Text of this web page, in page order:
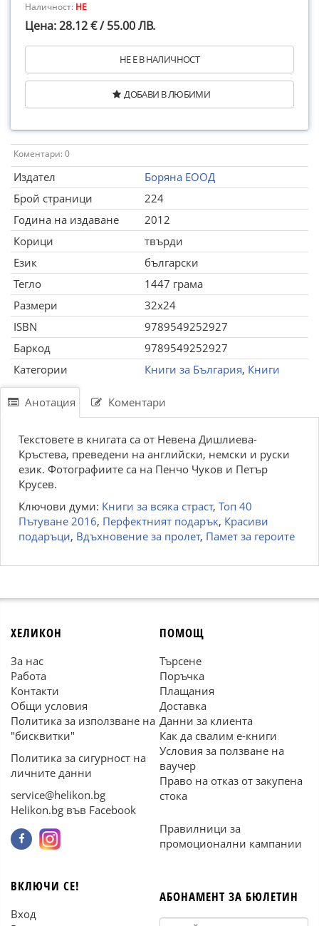
Наличност: НЕ
Цена: 28.12 € / 55.00 ЛВ.
НЕ Е В НАЛИЧНОСТ
ДОБАВИ В ЛЮБИМИ
Коментари: 0
Издател
Боряна ЕООД
Брой страници
224
Година на издаване
2012
Корици
твърди
Език
български
Тегло
1447 грама
Размери
32x24
ISBN
9789549252927
Баркод
9789549252927
Категории
Книги за България, Книги
Анотация Коментари
Текстовете в книгата са от Невена Дишлиева-
Кръстева, преведени на английски, немски и руски
език. Фотографиите са на Пенчо Чуков и Петър
Крусев.
Ключови думи: Книги за всяка страст, Топ 40
Пътуване 2016, Перфектният подарък, Красиви
подаръци, Вдъхновение за пролет, Памет за героите
ХЕЛИКОН
За нас
Работа
Контакти
Общи условия
Политика за използване на
"бисквитки"
Политика за сигурност на
личните данни
service@helikon.bg
Helikon.bg във Facebook
ПОМОЩ
Търсене
Поръчка
Плащания
Доставка
Данни за клиента
Как да свалим е-книги
Условия за ползване на
ваучер
Право на отказ от закупена
стока
Правилници за
промоционални кампании
ВКЛЮЧИ СЕ!
Вход
АБОНАМЕНТ ЗА БЮЛЕТИН